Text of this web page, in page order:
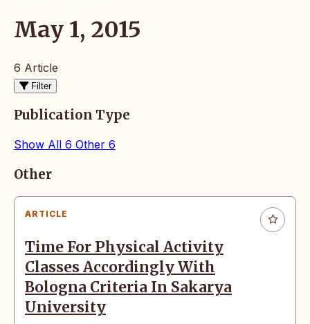
May 1, 2015
6 Article
Filter
Publication Type
Show All 6 Other 6
Articles
Other
ARTICLE
Time For Physical Activity
Classes Accordingly With
Bologna Criteria In Sakarya
University